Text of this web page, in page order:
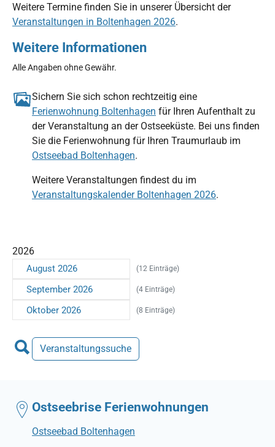
Weitere Termine finden Sie in unserer Übersicht der
Veranstaltungen in Boltenhagen 2026.
Weitere Informationen
Alle Angaben ohne Gewähr.
Sichern Sie sich schon rechtzeitig eine
Ferienwohnung Boltenhagen für Ihren Aufenthalt zu
der Veranstaltung an der Ostseeküste. Bei uns finden
Sie die Ferienwohnung für Ihren Traumurlaub im
Ostseebad Boltenhagen.
Weitere Veranstaltungen findest du im
Veranstaltungskalender Boltenhagen 2026.
2026
August 2026 (12 Einträge)
September 2026 (4 Einträge)
Oktober 2026 (8 Einträge)
Veranstaltungssuche
Ostseebrise Ferienwohnungen
Ostseebad Boltenhagen